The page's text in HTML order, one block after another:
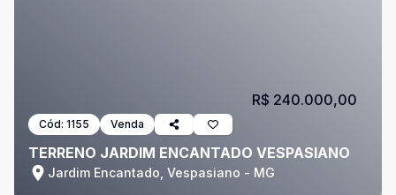
Cód: 1155 Venda
TERRENO JARDIM ENCANTADO VESPASIANO
Jardim Encantado, Vespasiano - MG
R$ 240.000,00